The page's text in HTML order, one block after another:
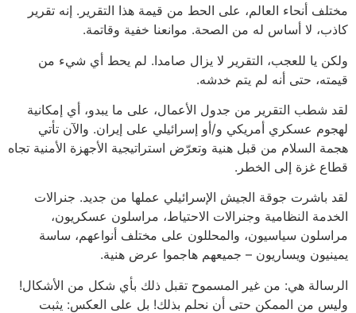
مختلف أنحاء العالم، على الحط من قيمة هذا التقرير. إنه تقرير
كاذب، لا أساس له من الصحة. موانعنا خفية وقاتمة.
ولكن يا للعجب، التقرير لا يزال صامدا. لم يحط أي شيء من
قيمته، حتى أنه لم يتم خدشه.
لقد شطب التقرير من جدول الأعمال، على ما يبدو، أي إمكانية
لهجوم عسكري أمريكي و/أو إسرائيلي على إيران. والآن تأتي
هجمة السلام من قبل هنية وتعرّض استراتيجية الأجهزة الأمنية تجاه
قطاع غزة إلى الخطر.
لقد باشرت جوقة الجيش الإسرائيلي عملها من جديد. جنرالات
الخدمة النظامية وجنرالات الاحتياط، مراسلون عسكريون،
مراسلون سياسيون، والمحللون على مختلف أنواعهم، ساسة
يمينيون ويساريون – جميعهم هاجموا عرض هنية.
الرسالة هي: من غير المسموح تقبل ذلك بأي شكل من الأشكال!
وليس من الممكن حتى أن نحلم بذلك! بل على العكس: يثبت